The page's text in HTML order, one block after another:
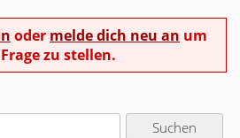
oder melde dich neu an um
zu stellen.